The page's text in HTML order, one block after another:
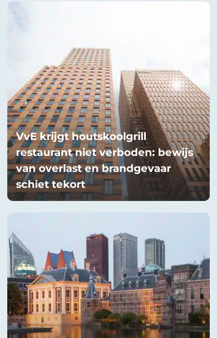
VvE krijgt houtskoolgrill
restaurant niet verboden: bewijs
van overlast en brandgevaar
schiet tekort